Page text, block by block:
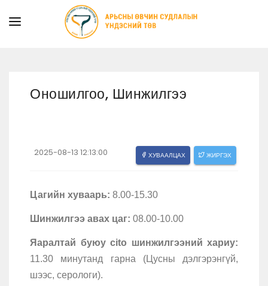
ХУУЛЬ ЭРХ ЗҮЙ
Оношилгоо, Шинжилгээ
2025-08-13 12:13:00 ХУВААЛЦАХ ЖИРГЭХ
Цагийн хуваарь: 8.00-15.30
Шинжилгээ авах цаг: 08.00-10.00
Яаралтай буюу cito шинжилгээний хариу:
11.30 минутанд гарна (Цусны дэлгэрэнгүй,
шээс, серологи).